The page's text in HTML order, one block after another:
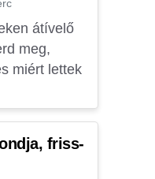
átívelő
meg,
miért lettek
friss-